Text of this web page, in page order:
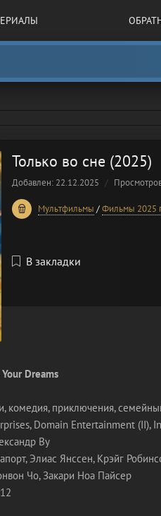
Только во сне (2025)
Добавлен: 22.12.2025
Мультфильмы /Фильмы 2025
100
В закладки
Dreams
комедия, приключения,
Domain Entertainment (II),
Ву
Элиас Янссен, Крэйг
Чо, Закари Ноа Пайсер